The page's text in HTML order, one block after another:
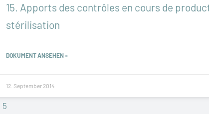
15. Apports des contrôles en cours de
stérilisation
DOKUMENT ANSEHEN »
12. September 2014
5